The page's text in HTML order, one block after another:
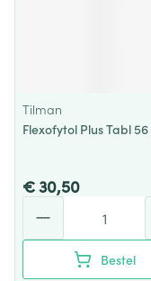
Tilman
Flexofytol Plus Tabl 56
€ 30,50
Bestel